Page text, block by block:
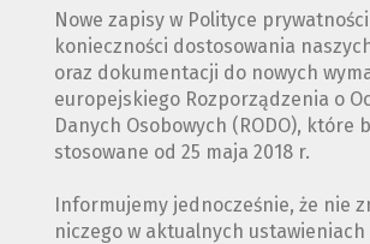
Nowe zapisy w Polityce
konieczności dostosowania
oraz dokumentacji do nowych
europejskiego Rozporządzenia o
Danych Osobowych (RODO), które
stosowane od 25 maja 2018 r.
Informujemy jednocześnie, że nie
niczego w aktualnych